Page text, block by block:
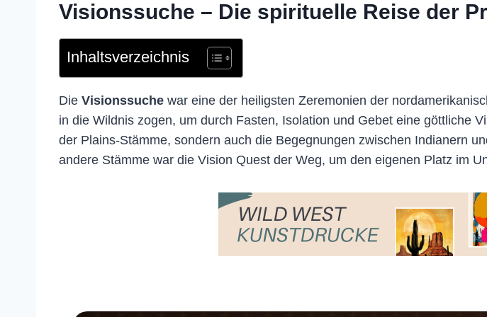
Visionssuche – Die spirituelle Reise der
Inhaltsverzeichnis
Die Visionssuche war eine der heiligsten Zeremonien der
in die Wildnis zogen, um durch Fasten, Isolation und Gebet eine göttliche
der Plains-Stämme, sondern auch die Begegnungen zwischen Indianern
andere Stämme war die Vision Quest der Weg, um den eigenen Platz im